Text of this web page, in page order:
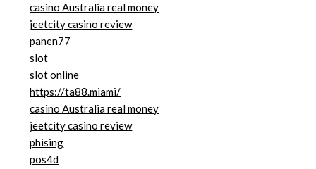
casino Australia real money
jeetcity casino review
panen77
slot
slot online
https://ta88.miami/
casino Australia real money
jeetcity casino review
phising
pos4d